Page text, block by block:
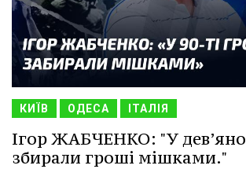
КИЇВ ОДЕСА ІТАЛІЯ
Ігор ЖАБЧЕНКО: "У
збирали гроші мішками."